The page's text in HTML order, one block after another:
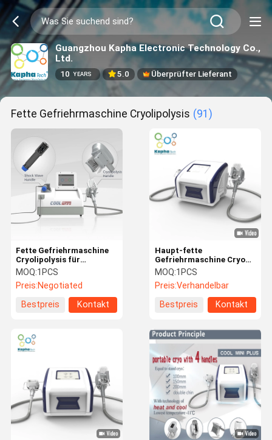
Guangzhou Kapha Electronic Technology Co.,
Ltd.
10 YEARS 5.0 Überprüfter Lieferant
Fette Gefriehrmaschine Cryolipolysis (91)
Fette Gefriehrmaschine
Cryolipolysis für
Behandlung des
Fettabbau-ED
MOQ:1PCS
Preis:Negotiated
Bestpreis
Kontakt
Haupt-fette
Gefriehrmaschine Cryo
für den Körper, der
Gewichtsverlust abnimmt
MOQ:1PCS
Preis:Verhandelbar
Bestpreis
Kontakt